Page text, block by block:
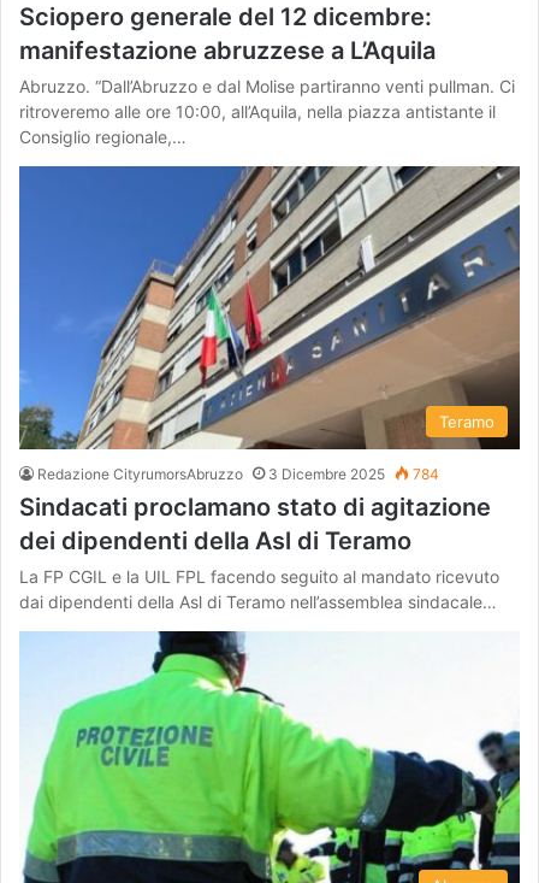
Sciopero generale del 12 dicembre:
manifestazione abruzzese a L’Aquila
Abruzzo. “Dall’Abruzzo e dal Molise partiranno venti pullman. Ci
ritroveremo alle ore 10:00, all’Aquila, nella piazza antistante il
Consiglio regionale,…
Teramo
Redazione CityrumorsAbruzzo 3 Dicembre 2025 784
Sindacati proclamano stato di agitazione
dei dipendenti della Asl di Teramo
La FP CGIL e la UIL FPL facendo seguito al mandato ricevuto
dai dipendenti della Asl di Teramo nell’assemblea sindacale…